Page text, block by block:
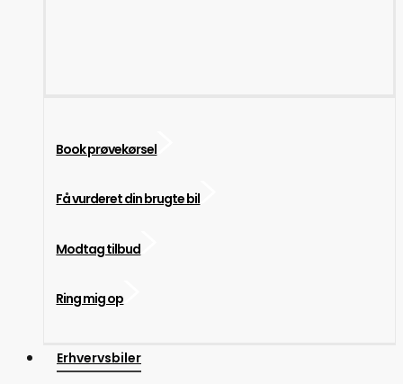
Book prøvekørsel
Få vurderet din brugte bil
Modtag tilbud
Ring mig op
Erhvervsbiler